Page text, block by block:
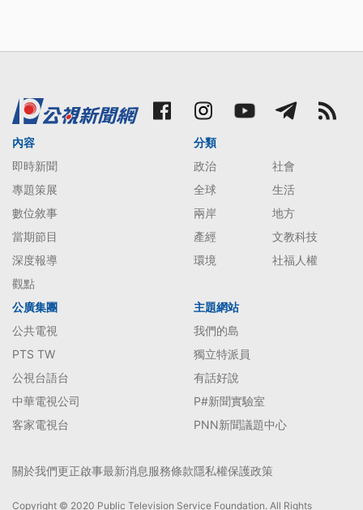
內容
即時新聞
專題策展
數位敘事
當期節目
深度報導
觀點
分類
政治
社會
全球
生活
兩岸
地方
產經
文教科技
環境
社福人權
公廣集團
公共電視
PTS TW
公視台語台
中華電視公司
客家電視台
主題網站
我們的島
獨立特派員
有話好說
P#新聞實驗室
PNN新聞議題中心
關於我們更正啟事最新消息服務條款隱私權保護政策
Copyright © 2020 Public Television Service Foundation. All Rights